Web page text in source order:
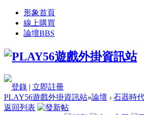
形象首頁
線上購買
論壇BBS
登錄 | 立即註冊
PLAY56遊戲外掛資訊站»論壇 › 石器時
返回列表